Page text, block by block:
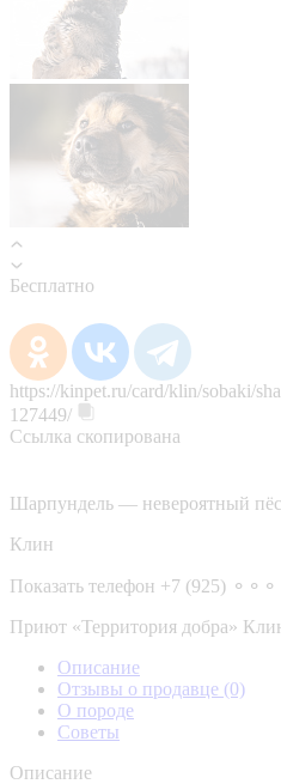
Бесплатно
https://kinpet.ru/card/klin/sobaki/
127449/
Ссылка скопирована
Шарпундель — невероятный пёс
Клин
Показать телефон +7 (925)
Приют «Территория добра»
Описание
Отзывы о продавце (0)
О породе
Советы
Описание